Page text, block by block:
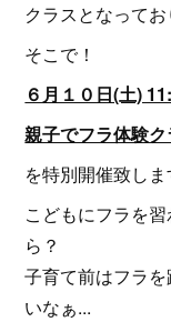
クラスとなってお
そこで！
６月１０日(土)
親子でフラ体験ク
を特別開催致しま
こどもにフラを
ら？
子育て前はフラ
いなぁ...